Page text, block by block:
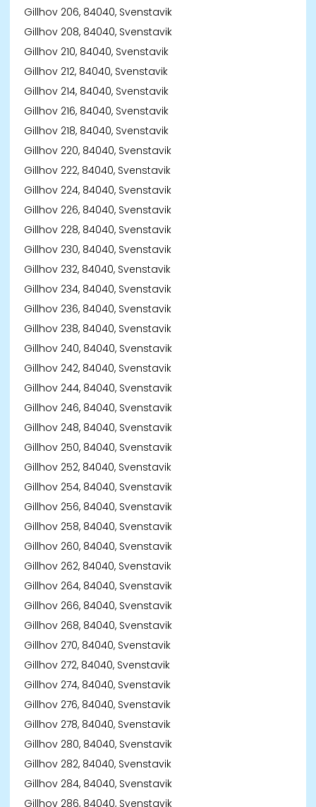
Gillhov 206, 84040, Svenstavik
Gillhov 208, 84040, Svenstavik
Gillhov 210, 84040, Svenstavik
Gillhov 212, 84040, Svenstavik
Gillhov 214, 84040, Svenstavik
Gillhov 216, 84040, Svenstavik
Gillhov 218, 84040, Svenstavik
Gillhov 220, 84040, Svenstavik
Gillhov 222, 84040, Svenstavik
Gillhov 224, 84040, Svenstavik
Gillhov 226, 84040, Svenstavik
Gillhov 228, 84040, Svenstavik
Gillhov 230, 84040, Svenstavik
Gillhov 232, 84040, Svenstavik
Gillhov 234, 84040, Svenstavik
Gillhov 236, 84040, Svenstavik
Gillhov 238, 84040, Svenstavik
Gillhov 240, 84040, Svenstavik
Gillhov 242, 84040, Svenstavik
Gillhov 244, 84040, Svenstavik
Gillhov 246, 84040, Svenstavik
Gillhov 248, 84040, Svenstavik
Gillhov 250, 84040, Svenstavik
Gillhov 252, 84040, Svenstavik
Gillhov 254, 84040, Svenstavik
Gillhov 256, 84040, Svenstavik
Gillhov 258, 84040, Svenstavik
Gillhov 260, 84040, Svenstavik
Gillhov 262, 84040, Svenstavik
Gillhov 264, 84040, Svenstavik
Gillhov 266, 84040, Svenstavik
Gillhov 268, 84040, Svenstavik
Gillhov 270, 84040, Svenstavik
Gillhov 272, 84040, Svenstavik
Gillhov 274, 84040, Svenstavik
Gillhov 276, 84040, Svenstavik
Gillhov 278, 84040, Svenstavik
Gillhov 280, 84040, Svenstavik
Gillhov 282, 84040, Svenstavik
Gillhov 284, 84040, Svenstavik
Gillhov 286, 84040, Svenstavik